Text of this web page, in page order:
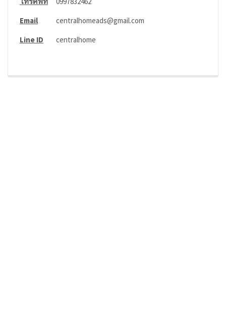
Email
centralhomeads@gmail.com
Line ID
centralhome